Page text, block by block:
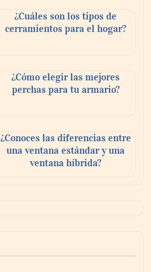
¿Cuáles son los tipos de
cerramientos para el hogar?
¿Cómo elegir las mejores
perchas para tu armario?
¿Conoces las diferencias entre
una ventana estándar y una
ventana híbrida?